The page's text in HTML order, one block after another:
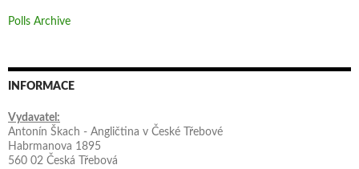
Polls Archive
INFORMACE
Vydavatel:
Antonín Škach - Angličtina v České Třebové
Habrmanova 1895
560 02 Česká Třebová